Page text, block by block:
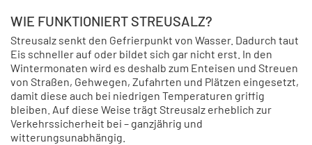
WIE FUNKTIONIERT STREUSALZ?
Streusalz senkt den Gefrierpunkt von Wasser. Dadurch taut
Eis schneller auf oder bildet sich gar nicht erst. In den
Wintermonaten wird es deshalb zum Enteisen und Streuen
von Straßen, Gehwegen, Zufahrten und Plätzen eingesetzt,
damit diese auch bei niedrigen Temperaturen griffig
bleiben. Auf diese Weise trägt Streusalz erheblich zur
Verkehrssicherheit bei – ganzjährig und
witterungsunabhängig.